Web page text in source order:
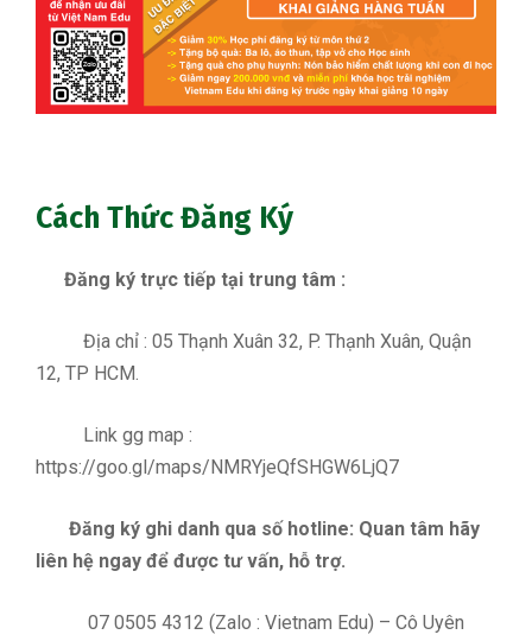
Cách Thức Đăng Ký
Đăng ký trực tiếp tại trung tâm :
Địa chỉ : 05 Thạnh Xuân 32, P. Thạnh Xuân, Quận
12, TP HCM.
Link gg map :
https://goo.gl/maps/NMRYjeQfSHGW6LjQ7
Đăng ký ghi danh qua số hotline: Quan tâm hãy
liên hệ ngay để được tư vấn, hỗ trợ.
07 0505 4312 (Zalo : Vietnam Edu) – Cô Uyên